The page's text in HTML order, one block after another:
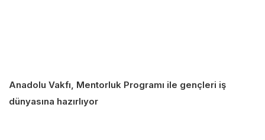
Anadolu Vakfı, Mentorluk Programı ile gençleri iş
dünyasına hazırlıyor